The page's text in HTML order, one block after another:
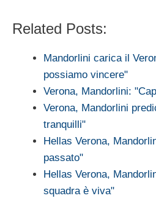
Related Posts:
Mandorlini carica il
possiamo vincere"
Verona, Mandorlini:
Verona, Mandorlini
tranquilli"
Hellas Verona,
passato"
Hellas Verona,
squadra è viva"